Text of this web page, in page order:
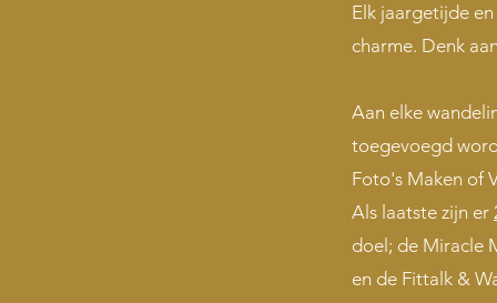
Elk jaargetijde
charme. Denk
Aan elke
toegevoegd
Foto's Maken of
Als laatste zijn er
doel; de Miracle
en de Fittalk &